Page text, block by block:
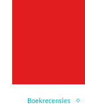
Boekrecensies